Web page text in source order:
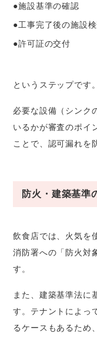
●施設基準の確認
●工事完了後の施設検
●許可証の交付
というステップです。
必要な設備（シンク
いるかが審査のポイ
ことで、認可漏れを
防火・建築基準
飲食店では、火気を
消防署への「防火対
す。
また、建築基準法に
す。テナントによっ
るケースもあるため